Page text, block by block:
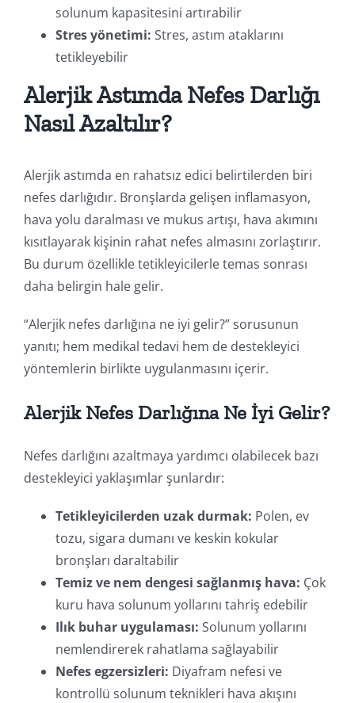
solunum kapasitesini artırabilir
Stres yönetimi: Stres, astım ataklarını
tetikleyebilir
Alerjik Astımda Nefes Darlığı
Nasıl Azaltılır?
Alerjik astımda en rahatsız edici belirtilerden biri
nefes darlığıdır. Bronşlarda gelişen inflamasyon,
hava yolu daralması ve mukus artışı, hava akımını
kısıtlayarak kişinin rahat nefes almasını zorlaştırır.
Bu durum özellikle tetikleyicilerle temas sonrası
daha belirgin hale gelir.
“Alerjik nefes darlığına ne iyi gelir?” sorusunun
yanıtı; hem medikal tedavi hem de destekleyici
yöntemlerin birlikte uygulanmasını içerir.
Alerjik Nefes Darlığına Ne İyi Gelir?
Nefes darlığını azaltmaya yardımcı olabilecek bazı
destekleyici yaklaşımlar şunlardır:
Tetikleyicilerden uzak durmak: Polen, ev
tozu, sigara dumanı ve keskin kokular
bronşları daraltabilir
Temiz ve nem dengesi sağlanmış hava: Çok
kuru hava solunum yollarını tahriş edebilir
Ilık buhar uygulaması: Solunum yollarını
nemlendirerek rahatlama sağlayabilir
Nefes egzersizleri: Diyafram nefesi ve
kontrollü solunum teknikleri hava akışını